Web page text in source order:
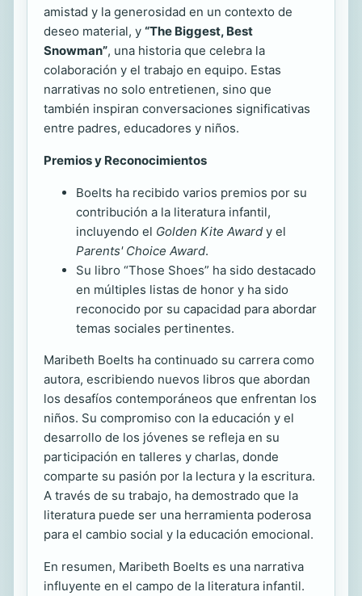
amistad y la generosidad en un contexto de
deseo material, y “The Biggest, Best
Snowman”, una historia que celebra la
colaboración y el trabajo en equipo. Estas
narrativas no solo entretienen, sino que
también inspiran conversaciones significativas
entre padres, educadores y niños.
Premios y Reconocimientos
Boelts ha recibido varios premios por su
contribución a la literatura infantil,
incluyendo el Golden Kite Award y el
Parents' Choice Award.
Su libro “Those Shoes” ha sido destacado
en múltiples listas de honor y ha sido
reconocido por su capacidad para abordar
temas sociales pertinentes.
Maribeth Boelts ha continuado su carrera como
autora, escribiendo nuevos libros que abordan
los desafíos contemporáneos que enfrentan los
niños. Su compromiso con la educación y el
desarrollo de los jóvenes se refleja en su
participación en talleres y charlas, donde
comparte su pasión por la lectura y la escritura.
A través de su trabajo, ha demostrado que la
literatura puede ser una herramienta poderosa
para el cambio social y la educación emocional.
En resumen, Maribeth Boelts es una narrativa
influyente en el campo de la literatura infantil.